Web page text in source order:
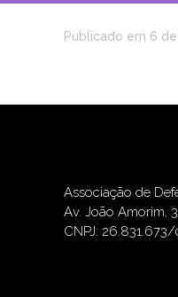
Publicado em 6
Associação de
Av. João Amorim,
CNPJ: